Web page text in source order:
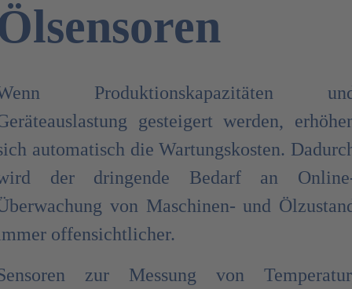
Produktionskapazitäten
gesteigert werden,
automatisch die Wartungskosten.
der dringende Bedarf an
von Maschinen- und
offensichtlicher.
zur Messung von